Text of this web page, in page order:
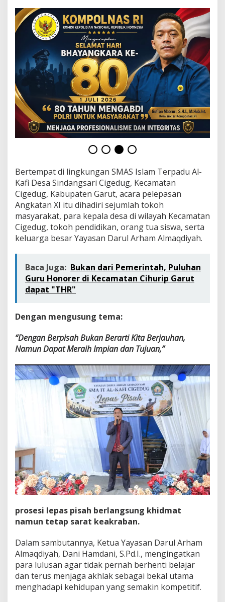
P
e
l
e
p
a
s
a
n
A
n
g
k
a
t
a
I
S
M
A
T
A
l
a
f
i
e
u
g
Bertempat di lingkungan SMAS Islam Terpadu Al-
Kafi Desa Sindangsari Cigedug, Kecamatan
Cigedug, Kabupaten Garut, acara pelepasan
Angkatan XI itu dihadiri sejumlah tokoh
masyarakat, para kepala desa di wilayah Kecamatan
Cigedug, tokoh pendidikan, orang tua siswa, serta
keluarga besar Yayasan Darul Arham Almaqdiyah.
Baca Juga: Bukan dari Pemerintah, Puluhan
Guru Honorer di Kecamatan Cihurip Garut
dapat "THR"
Dengan mengusung tema:
“Dengan Berpisah Bukan Berarti Kita Berjauhan,
Namun Dapat Meraih Impian dan Tujuan,”
prosesi lepas pisah berlangsung khidmat
namun tetap sarat keakraban.
Dalam sambutannya, Ketua Yayasan Darul Arham
Almaqdiyah, Dani Hamdani, S.Pd.I., mengingatkan
para lulusan agar tidak pernah berhenti belajar
dan terus menjaga akhlak sebagai bekal utama
menghadapi kehidupan yang semakin kompetitif.